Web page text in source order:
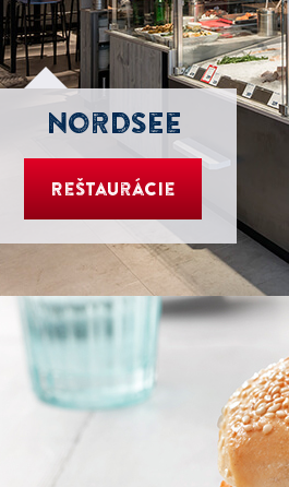
Nordsee
Reštaurácie